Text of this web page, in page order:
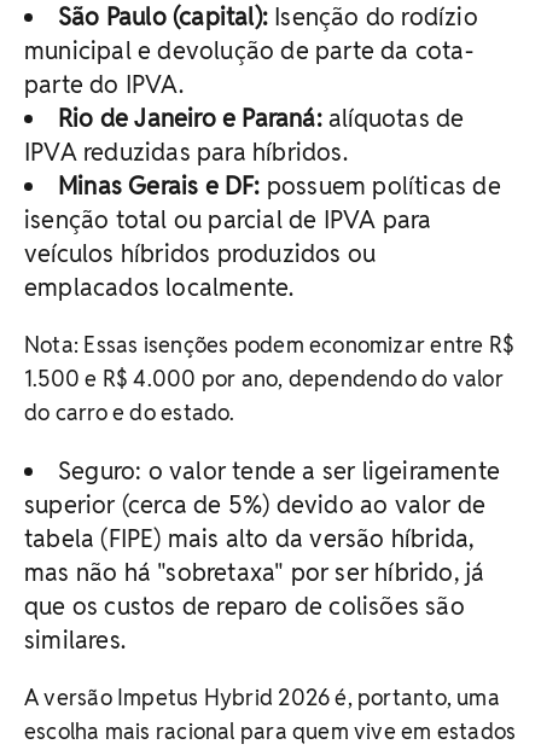
São Paulo (capital): Isenção do rodízio
municipal e devolução de parte da cota-
parte do IPVA.
Rio de Janeiro e Paraná:alíquotas de
IPVA reduzidas para híbridos.
Minas Gerais e DF: possuem políticas de
isenção total ou parcial de IPVA para
veículos híbridos produzidos ou
emplacados localmente.
Nota: Essas isenções podem economizar entre R$
1.500 e R$ 4.000 por ano, dependendo do valor
do carro e do estado.
Seguro: o valor tende a ser ligeiramente
superior (cerca de 5%) devido ao valor de
tabela (FIPE) mais alto da versão híbrida,
mas não há "sobretaxa" por ser híbrido, já
que os custos de reparo de colisões são
similares.
A versão Impetus Hybrid 2026 é, portanto, uma
escolha mais racional para quem vive em estados